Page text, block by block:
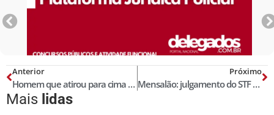
Anterior
Homem que atirou para cima vai prestar serviços
Próximo
Mensalão: julgamento do STF pode não valer. Por Luiz Flávio Gomes
Mais lidas